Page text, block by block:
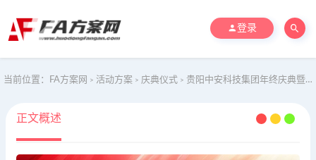
登录
当前位置： FA方案网 > 活动方案 > 庆典仪式 > 贵阳中安科技集团年终庆典暨2025年新春年会
正文概述